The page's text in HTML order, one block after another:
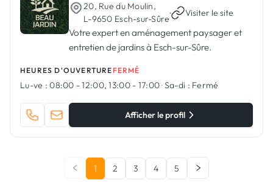
20, Rue du Moulin,
L-9650 Esch-sur-Sûre
· Visiter le site
Votre expert en aménagement paysager et
entretien de jardins à Esch-sur-Sûre.
HEURES D'OUVERTURE FERMÉ
Lu-ve : 08:00 - 12:00, 13:00 - 17:00·Sa-di : Fermé
Afficher le profil
1 2 3 4 5